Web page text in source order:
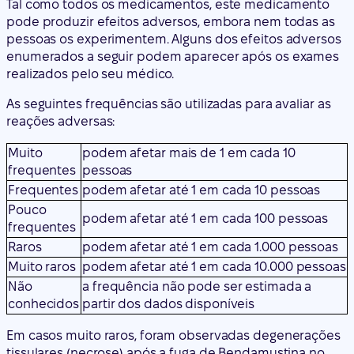
Tal como todos os medicamentos, este medicamento
pode produzir efeitos adversos, embora nem todas as
pessoas os experimentem. Alguns dos efeitos adversos
enumerados a seguir podem aparecer após os exames
realizados pelo seu médico.
As seguintes frequências são utilizadas para avaliar as
reações adversas:
Muito
frequentes
podem afetar mais de 1 em cada 10
pessoas
Frequentes podem afetar até 1 em cada 10 pessoas
Pouco
frequentes
podem afetar até 1 em cada 100 pessoas
Raros
podem afetar até 1 em cada 1.000 pessoas
Muito raros podem afetar até 1 em cada 10.000 pessoas
Não
conhecidos
a frequência não pode ser estimada a
partir dos dados disponíveis
Em casos muito raros, foram observadas degenerações